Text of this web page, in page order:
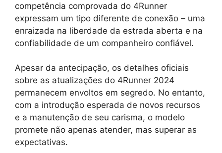
competência comprovada do 4Runner
expressam um tipo diferente de conexão – uma
enraizada na liberdade da estrada aberta e na
confiabilidade de um companheiro confiável.
Apesar da antecipação, os detalhes oficiais
sobre as atualizações do 4Runner 2024
permanecem envoltos em segredo. No entanto,
com a introdução esperada de novos recursos
e a manutenção de seu carisma, o modelo
promete não apenas atender, mas superar as
expectativas.